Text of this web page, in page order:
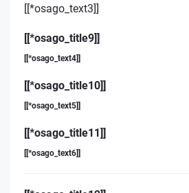
[[*osago_text3]]
[[*osago_title9]]
[[*osago_text4]]
[[*osago_title10]]
[[*osago_text5]]
[[*osago_title11]]
[[*osago_text6]]